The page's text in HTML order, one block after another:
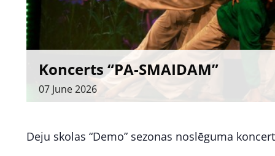
Koncerts “PA-SMAIDAM”
07 June2026
Deju skolas “Demo” sezonas noslēguma